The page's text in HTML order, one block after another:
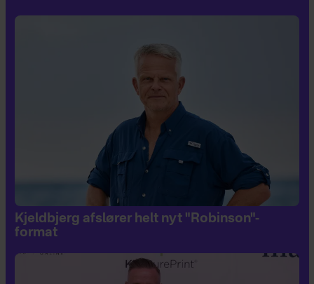
Kjeldbjerg afslører helt nyt "Robinson"-
format